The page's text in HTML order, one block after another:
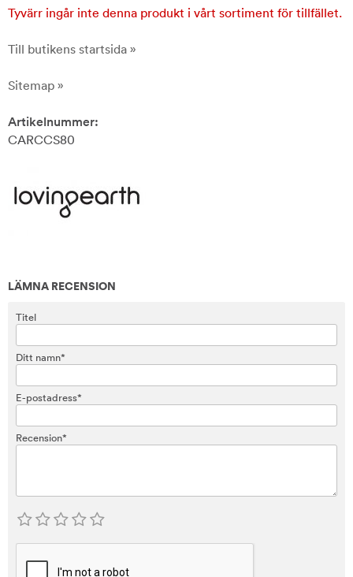
Tyvärr ingår inte denna produkt i vårt sortiment för tillfället.
Till butikens startsida »
Sitemap »
Artikelnummer:
CARCCS80
LÄMNA RECENSION
Titel
Ditt namn*
E-postadress*
Recension*